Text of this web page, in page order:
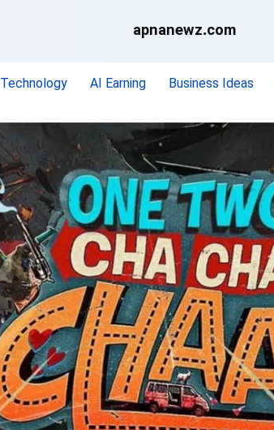
apnanewz.com
Technology AI Earning Business Ideas